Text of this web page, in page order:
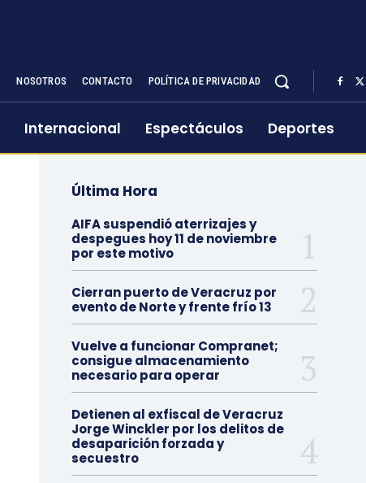
NOSOTROS CONTACTO POLÍTICA DE PRIVACIDAD
Internacional Espectáculos Deportes
Última Hora
AIFA suspendió aterrizajes y
despegues hoy 11 de noviembre
por este motivo
Cierran puerto de Veracruz por
evento de Norte y frente frío 13
Vuelve a funcionar Compranet;
consigue almacenamiento
necesario para operar
Detienen al exfiscal de Veracruz
Jorge Winckler por los delitos de
desaparición forzada y
secuestro